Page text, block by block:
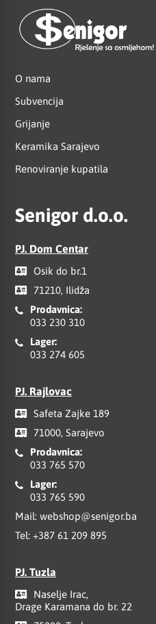
O nama
Subvencija
Grijanje
Keramika Sarajevo
Renoviranje kupatila
Senigor d.o.o.
PJ. Dom Centar
Osik do br.1
71210, Ilidža
Prodavnica:
033 230 310
Lager:
033 274 605
PJ. Rajlovac
Safeta Zajke 189
71000, Sarajevo
Prodavnica:
033 765 570
Lager:
033 765 590
Mail: webshop@senigor.ba
Tel: +387 61 209 895
PJ. Tuzla
Naselje Irac,
Drage Karamana do br. 22